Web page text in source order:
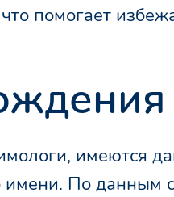
помогает
имеются
По данным